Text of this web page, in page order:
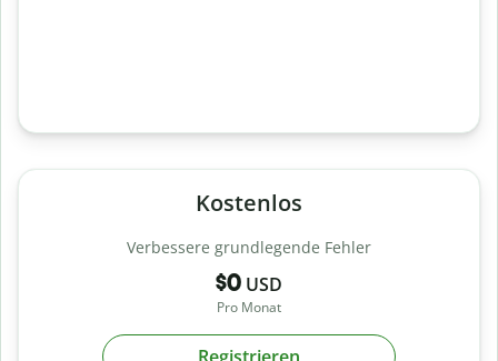
Kostenlos
Verbessere grundlegende Fehler
$0 USD
Pro Monat
Registrieren